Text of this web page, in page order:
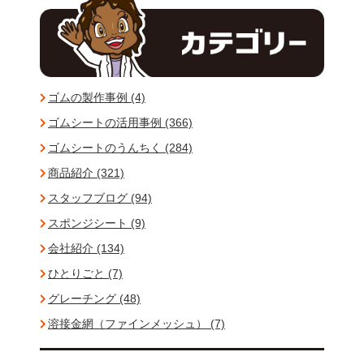
ゴムの製作事例 (4)
ゴムシートの活用事例 (366)
ゴムシートのうんちく (284)
商品紹介 (321)
スタッフブログ (94)
スポンジシート (9)
会社紹介 (134)
ひとりごと (7)
グレーチング (48)
溶接金網（ファインメッシュ） (7)